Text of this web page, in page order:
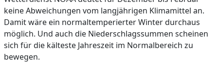
keine Abweichungen vom langjährigen Klimamittel an.
Damit wäre ein normaltemperierter Winter durchaus
möglich. Und auch die Niederschlagssummen scheinen
sich für die kälteste Jahreszeit im Normalbereich zu
bewegen.